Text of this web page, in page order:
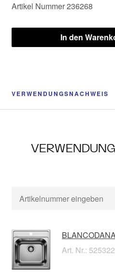
Artikel Nummer 236268
In den
VERWENDUNGSNACHWEIS
Art. Nr.: 525322